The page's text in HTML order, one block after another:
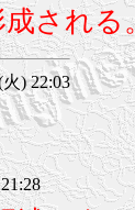
される
) 22:03